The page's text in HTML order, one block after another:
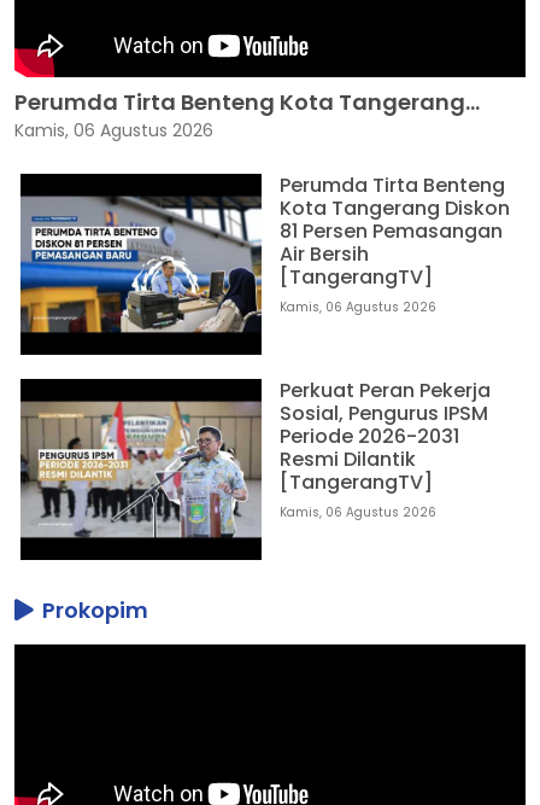
Perumda Tirta Benteng Kota Tangerang...
Kamis, 06 Agustus 2026
Perumda Tirta Benteng
Kota Tangerang Diskon
81 Persen Pemasangan
Air Bersih
[TangerangTV]
Kamis, 06 Agustus 2026
Perkuat Peran Pekerja
Sosial, Pengurus IPSM
Periode 2026-2031
Resmi Dilantik
[TangerangTV]
Kamis, 06 Agustus 2026
Prokopim